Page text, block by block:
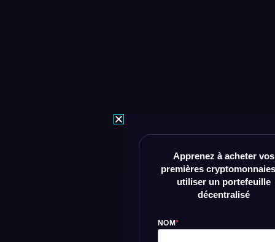
Apprenez à acheter vos
premières
utiliser un portefeuille
décentralisé
NOM